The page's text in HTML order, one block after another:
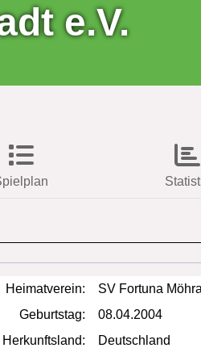
e.V.
Heimatverein:
SV Fortuna Möhra
Geburtstag:
08.04.2004
Herkunftsland:
Deutschland